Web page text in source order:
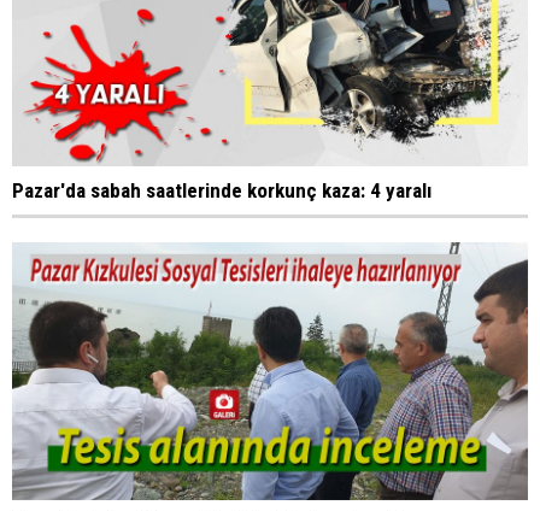
Pazar'da sabah saatlerinde korkunç kaza: 4 yaralı